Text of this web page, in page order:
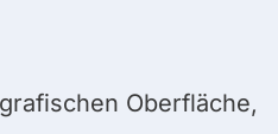
Oberfläche,